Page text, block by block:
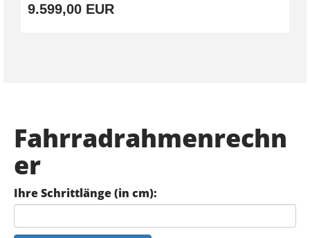
9.599,00 EUR
Fahrradrahmenrechn
er
Ihre Schrittlänge (in cm):